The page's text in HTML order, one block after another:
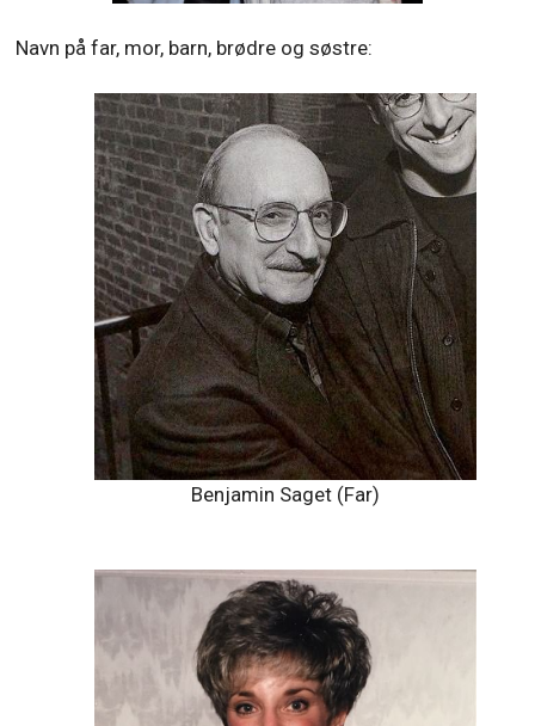
Navn på far, mor, barn, brødre og søstre:
Benjamin Saget (Far)